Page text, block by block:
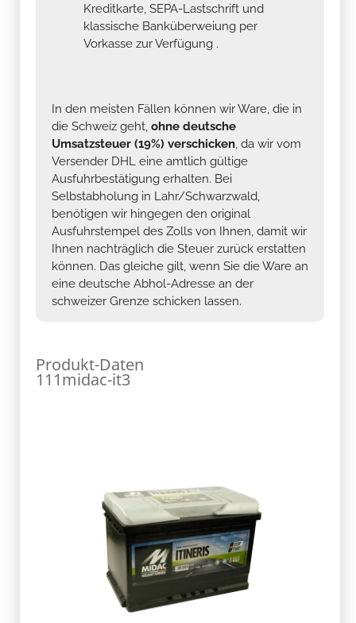
Kreditkarte, SEPA-Lastschrift und
klassische Banküberweiung per
Vorkasse zur Verfügung .
In den meisten Fällen können wir Ware, die in
die Schweiz geht, ohne deutsche
Umsatzsteuer (19%) verschicken, da wir vom
Versender DHL eine amtlich gültige
Ausfuhrbestätigung erhalten. Bei
Selbstabholung in Lahr/Schwarzwald,
benötigen wir hingegen den original
Ausfuhrstempel des Zolls von Ihnen, damit wir
Ihnen nachträglich die Steuer zurück erstatten
können. Das gleiche gilt, wenn Sie die Ware an
eine deutsche Abhol-Adresse an der
schweizer Grenze schicken lassen.
Produkt-Daten
111midac-it3